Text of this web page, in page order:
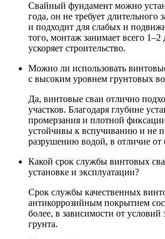
Свайный фундамент можно
года, он не требует длительного
и подходит для слабых и
того, монтаж занимает всего 1–2
ускоряет строительство.
Можно ли использовать
с высоким уровнем грунтовых
Да, винтовые сваи отлично
участков. Благодаря глубине
промерзания и плотной
устойчивы к вспучиванию и не
разрушению водой, в отличие
Какой срок службы винтовых
установке и эксплуатации?
Срок службы качественных
антикоррозийным покрытием
более, в зависимости от условий
грунта.